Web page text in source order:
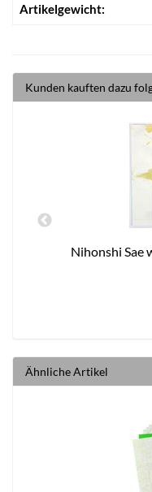
Artikelgewicht:
Kunden kauften dazu
Nihonshi Sae
Ähnliche Artikel